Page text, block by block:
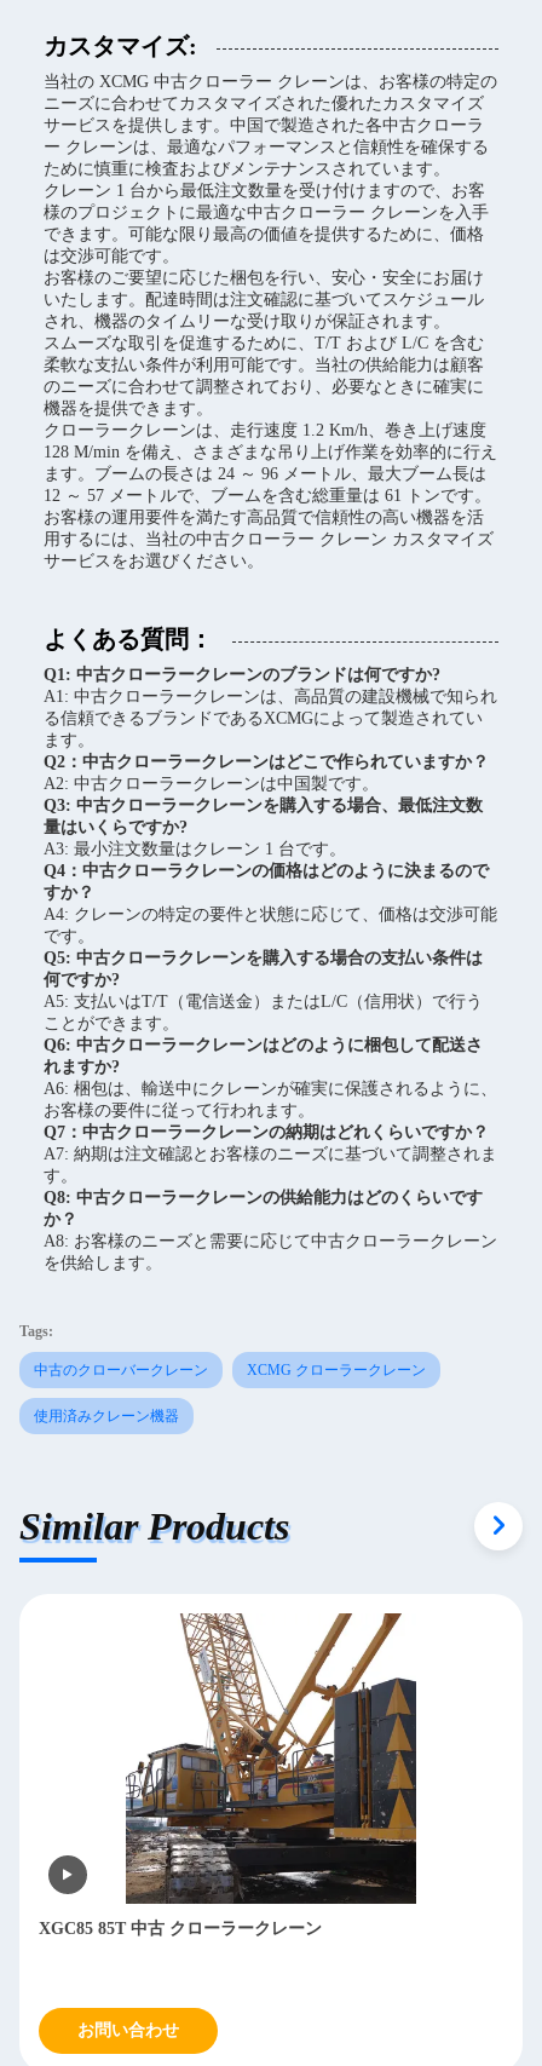
カスタマイズ:
当社の XCMG 中古クローラー クレーンは、お客様の特定の
ニーズに合わせてカスタマイズされた優れたカスタマイズ
サービスを提供します。中国で製造された各中古クローラ
ー クレーンは、最適なパフォーマンスと信頼性を確保する
ために慎重に検査およびメンテナンスされています。
クレーン 1 台から最低注文数量を受け付けますので、お客
様のプロジェクトに最適な中古クローラー クレーンを入手
できます。可能な限り最高の価値を提供するために、価格
は交渉可能です。
お客様のご要望に応じた梱包を行い、安心・安全にお届け
いたします。配達時間は注文確認に基づいてスケジュール
され、機器のタイムリーな受け取りが保証されます。
スムーズな取引を促進するために、T/T および L/C を含む
柔軟な支払い条件が利用可能です。当社の供給能力は顧客
のニーズに合わせて調整されており、必要なときに確実に
機器を提供できます。
クローラークレーンは、走行速度 1.2 Km/h、巻き上げ速度
128 M/min を備え、さまざまな吊り上げ作業を効率的に行え
ます。ブームの長さは 24 ～ 96 メートル、最大ブーム長は
12 ～ 57 メートルで、ブームを含む総重量は 61 トンです。
お客様の運用要件を満たす高品質で信頼性の高い機器を活
用するには、当社の中古クローラー クレーン カスタマイズ
サービスをお選びください。
よくある質問：
Q1: 中古クローラークレーンのブランドは何ですか?
A1: 中古クローラークレーンは、高品質の建設機械で知られ
る信頼できるブランドであるXCMGによって製造されてい
ます。
Q2：中古クローラークレーンはどこで作られていますか？
A2: 中古クローラークレーンは中国製です。
Q3: 中古クローラークレーンを購入する場合、最低注文数
量はいくらですか?
A3: 最小注文数量はクレーン 1 台です。
Q4：中古クローラクレーンの価格はどのように決まるので
すか？
A4: クレーンの特定の要件と状態に応じて、価格は交渉可能
です。
Q5: 中古クローラクレーンを購入する場合の支払い条件は
何ですか?
A5: 支払いはT/T（電信送金）またはL/C（信用状）で行う
ことができます。
Q6: 中古クローラークレーンはどのように梱包して配送さ
れますか?
A6: 梱包は、輸送中にクレーンが確実に保護されるように、
お客様の要件に従って行われます。
Q7：中古クローラークレーンの納期はどれくらいですか？
A7: 納期は注文確認とお客様のニーズに基づいて調整されま
す。
Q8: 中古クローラークレーンの供給能力はどのくらいです
か？
A8: お客様のニーズと需要に応じて中古クローラークレーン
を供給します。
Tags:
中古のクローバークレーン XCMG クローラークレーン
使用済みクレーン機器
Similar Products
XGC85 85T 中古 クローラークレーン
お問い合わせ